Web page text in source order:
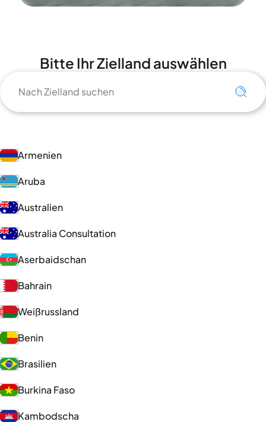
Bitte Ihr Zielland auswählen
Armenien
Aruba
Australien
Australia Consultation
Aserbaidschan
Bahrain
Weißrussland
Benin
Brasilien
Burkina Faso
Kambodscha